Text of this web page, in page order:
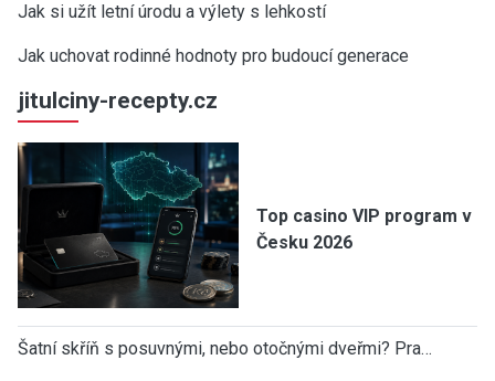
Jak si užít letní úrodu a výlety s lehkostí
Jak uchovat rodinné hodnoty pro budoucí generace
jitulciny-recepty.cz
Top casino VIP program v
Česku 2026
Šatní skříň s posuvnými, nebo otočnými dveřmi? Pra…